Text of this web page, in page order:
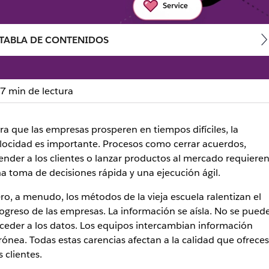
nuevas herramientas
y los datos para que todo el mundo pueda colaborar
DE CONTENIDOS
7 min de lectura
que las empresas prosperen en tiempos difíciles, la
es importante. Procesos como cerrar acuerdos,
a los clientes o lanzar productos al mercado requieren
toma de decisiones rápida y una ejecución ágil.
a menudo, los métodos de la vieja escuela ralentizan el
de las empresas. La información se aísla. No se
a los datos. Los equipos intercambian información
Todas estas carencias afectan a la calidad que
clientes.